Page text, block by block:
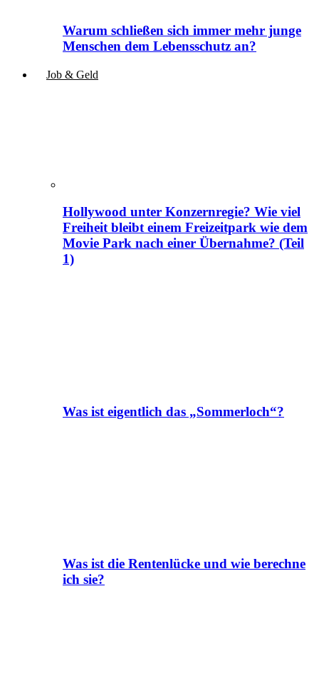
Warum schließen sich immer mehr junge
Menschen dem Lebensschutz an?
Job & Geld
Hollywood unter Konzernregie? Wie viel
Freiheit bleibt einem Freizeitpark wie dem
Movie Park nach einer Übernahme? (Teil
1)
Was ist eigentlich das „Sommerloch“?
Was ist die Rentenlücke und wie berechne
ich sie?